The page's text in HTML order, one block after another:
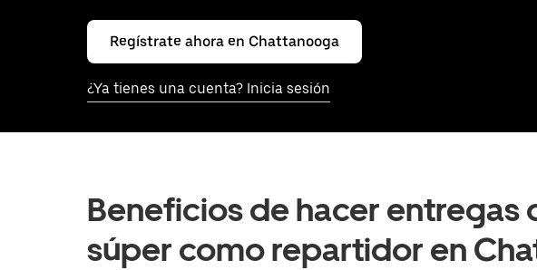
Regístrate ahora en Chattanooga
¿Ya tienes una cuenta? Inicia sesión
Beneficios de hacer entregas
súper como repartidor en